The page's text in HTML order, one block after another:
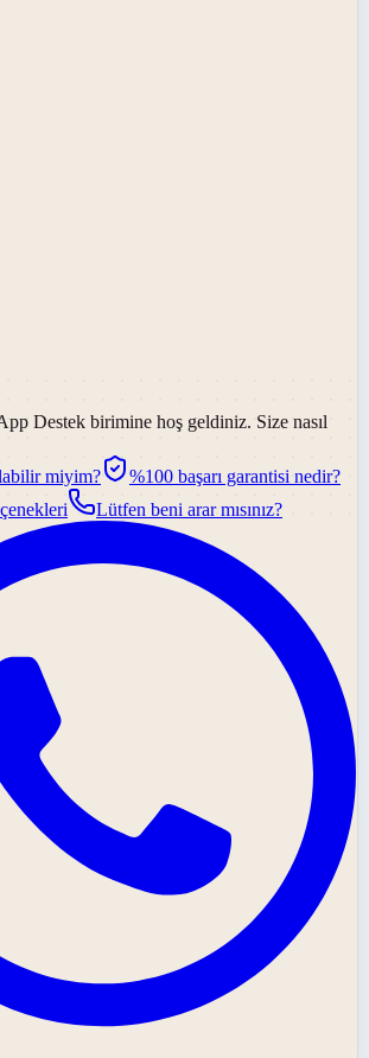
Destek birimine hoş geldiniz. Size nasıl
miyim?
%100 başarı garantisi nedir?
Lütfen beni arar mısınız?